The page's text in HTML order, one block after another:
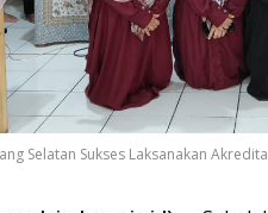
Selatan Sukses Laksanakan